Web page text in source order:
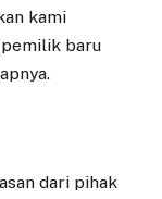
kami
baru
dari pihak